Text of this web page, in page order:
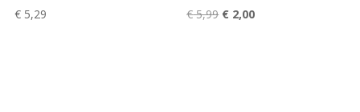
€5,29 €5,99 Oorspronkelijke
€ 2,00Huidige